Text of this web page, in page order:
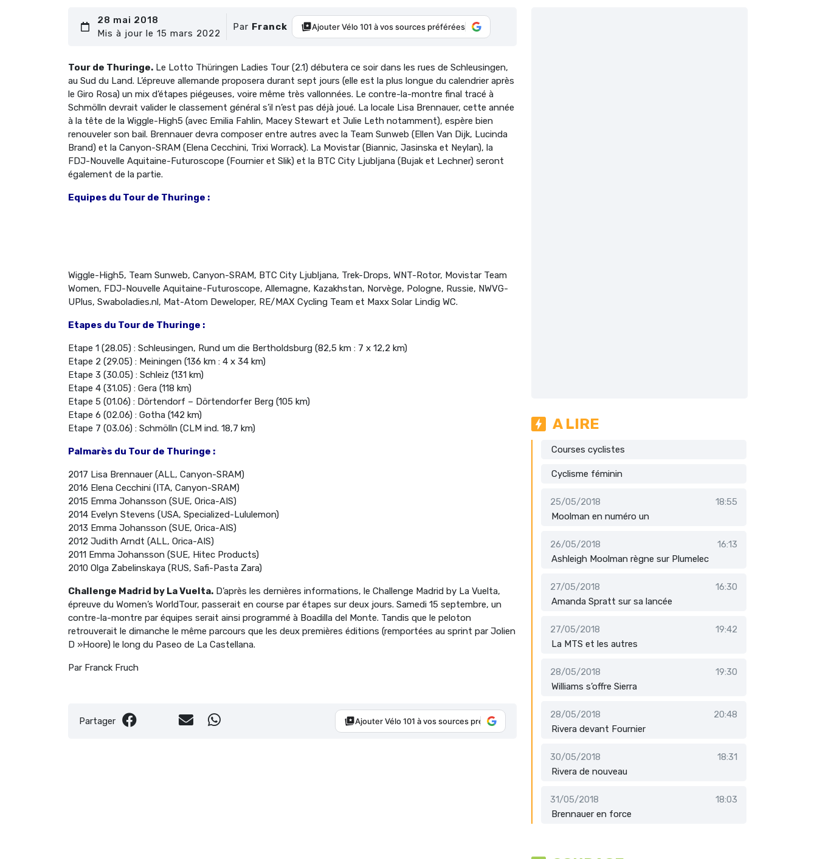
28 mai 2018
Mis à jour le 15 mars 2022
Par Franck Ajouter Vélo 101 à vos sources préférées
Tour de Thuringe. Le Lotto Thüringen Ladies Tour (2.1) débutera ce soir dans les rues de Schleusingen,
au Sud du Land. L’épreuve allemande proposera durant sept jours (elle est la plus longue du calendrier après
le Giro Rosa) un mix d’étapes piégeuses, voire même très vallonnées. Le contre-la-montre final tracé à
Schmölln devrait valider le classement général s’il n’est pas déjà joué. La locale Lisa Brennauer, cette année
à la tête de la Wiggle-High5 (avec Emilia Fahlin, Macey Stewart et Julie Leth notamment), espère bien
renouveler son bail. Brennauer devra composer entre autres avec la Team Sunweb (Ellen Van Dijk, Lucinda
Brand) et la Canyon-SRAM (Elena Cecchini, Trixi Worrack). La Movistar (Biannic, Jasinska et Neylan), la
FDJ-Nouvelle Aquitaine-Futuroscope (Fournier et Slik) et la BTC City Ljubljana (Bujak et Lechner) seront
également de la partie.
Equipes du Tour de Thuringe :
Wiggle-High5, Team Sunweb, Canyon-SRAM, BTC City Ljubljana, Trek-Drops, WNT-Rotor, Movistar Team
Women, FDJ-Nouvelle Aquitaine-Futuroscope, Allemagne, Kazakhstan, Norvège, Pologne, Russie, NWVG-
UPlus, Swaboladies.nl, Mat-Atom Deweloper, RE/MAX Cycling Team et Maxx Solar Lindig WC.
Etapes du Tour de Thuringe :
Etape 1 (28.05) : Schleusingen, Rund um die Bertholdsburg (82,5 km : 7 x 12,2 km)
Etape 2 (29.05) : Meiningen (136 km : 4 x 34 km)
Etape 3 (30.05) : Schleiz (131 km)
Etape 4 (31.05) : Gera (118 km)
Etape 5 (01.06) : Dörtendorf – Dörtendorfer Berg (105 km)
Etape 6 (02.06) : Gotha (142 km)
Etape 7 (03.06) : Schmölln (CLM ind. 18,7 km)
Palmarès du Tour de Thuringe :
2017 Lisa Brennauer (ALL, Canyon-SRAM)
2016 Elena Cecchini (ITA, Canyon-SRAM)
2015 Emma Johansson (SUE, Orica-AIS)
2014 Evelyn Stevens (USA, Specialized-Lululemon)
2013 Emma Johansson (SUE, Orica-AIS)
2012 Judith Arndt (ALL, Orica-AIS)
2011 Emma Johansson (SUE, Hitec Products)
2010 Olga Zabelinskaya (RUS, Safi-Pasta Zara)
Challenge Madrid by La Vuelta. D’après les dernières informations, le Challenge Madrid by La Vuelta,
épreuve du Women’s WorldTour, passerait en course par étapes sur deux jours. Samedi 15 septembre, un
contre-la-montre par équipes serait ainsi programmé à Boadilla del Monte. Tandis que le peloton
retrouverait le dimanche le même parcours que les deux premières éditions (remportées au sprint par Jolien
D »Hoore) le long du Paseo de La Castellana.
Par Franck Fruch
Partager Ajouter Vélo 101 à vos sources préférées
A LIRE
Courses cyclistes
Cyclisme féminin
25/05/2018
18:55
Moolman en numéro un
26/05/2018
16:13
Ashleigh Moolman règne sur Plumelec
27/05/2018
16:30
Amanda Spratt sur sa lancée
27/05/2018
19:42
La MTS et les autres
28/05/2018
19:30
Williams s’offre Sierra
28/05/2018
20:48
Rivera devant Fournier
30/05/2018
18:31
Rivera de nouveau
31/05/2018
18:03
Brennauer en force